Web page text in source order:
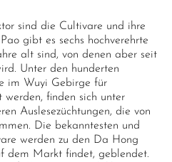
sind die Cultivare und ihre
gibt es sechs hochverehrte
alt sind, von denen aber seit
Unter den hunderten
im Wuyi Gebirge für
werden, finden sich unter
Auslesezüchtungen, die von
Die bekanntesten und
werden zu den Da Hong
dem Markt findet, geblendet.